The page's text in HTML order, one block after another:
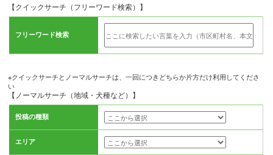
【クイックサーチ（フリーワード検索）】
フリーワード検索
※クイックサーチとノーマルサーチは、一回につきどちらか片方だけ利用してくださ
い
【ノーマルサーチ（地域・犬種など）】
投稿の種類
エリア